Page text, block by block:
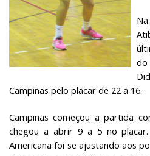
do
Campinas pelo placar de 22 a 16.
Campinas começou a partida
chegou a abrir 9 a 5 no
Americana foi se ajustando aos